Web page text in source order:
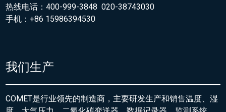
热线电话：400-999-3848 020-38743030
手机：+86 15986394530
我们生产
COMET是行业领先的制造商，主要研发生产和销售温度、湿